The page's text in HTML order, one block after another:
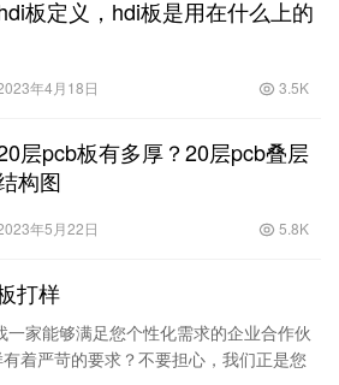
板定义，hdi板是用在什么上的
年4月18日 3.5K
层pcb板有多厚？20层pcb叠层
构图
年5月22日 5.8K
打样
一家能够满足您个性化需求的企业合作伙
着严苛的要求？不要担心，我们正是您